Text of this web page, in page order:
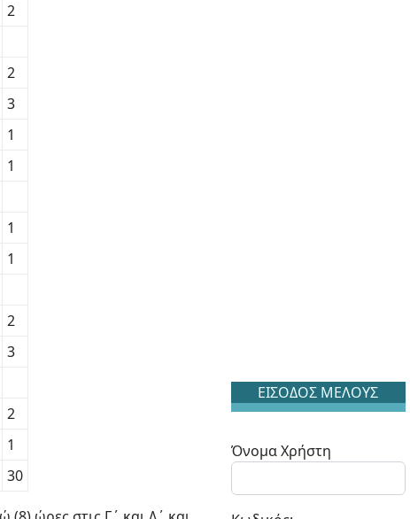
2
2
3
1
1
1
1
2
3
2
1
30
ΕΙΣΟΔΟΣ ΜΕΛΟΥΣ
Όνομα Χρήστη